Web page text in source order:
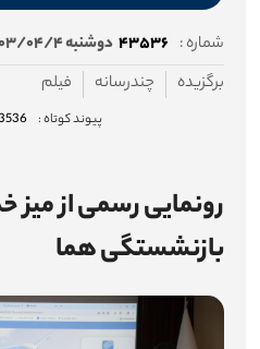
صفحه اصلی
صندوق
درباره صندوق
اساسنامه صندوق
هیئت مدیره
اطلاع‌رسانی
شماره : ۴۳۵۳۶ دوشنبه ۱۴۰۳/۰۴/۴ ساعت ۲۰:۲۷
برگزیده
چندرسانه فیلم
پیوند کوتاه :
رونمايی رسمی از
بازنشستگی هما